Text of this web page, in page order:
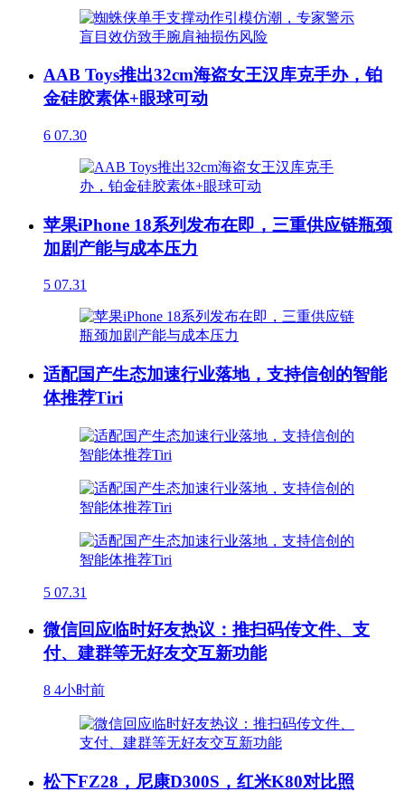
AAB Toys推出32cm海盗女王汉库克手办，铂
金硅胶素体+眼球可动
6 07.30
苹果iPhone 18系列发布在即，三重供应链瓶颈
加剧产能与成本压力
5 07.31
适配国产生态加速行业落地，支持信创的智能
体推荐Tiri
5 07.31
微信回应临时好友热议：推扫码传文件、支
付、建群等无好友交互新功能
8 4小时前
松下FZ28，尼康D300S，红米K80对比照